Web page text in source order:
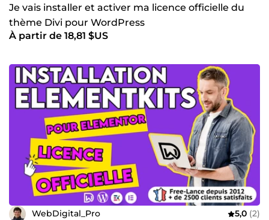
Je vais installer et activer ma licence officielle du
thème Divi pour WordPress
À partir de 18,81 $US
WebDigital_Pro 5,0 (2)